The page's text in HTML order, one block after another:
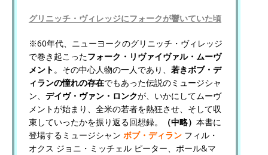
グリニッチ・ヴィレッジにフォークが響いていた頃
※60年代、ニューヨークのグリニッチ・ヴィレッジ
で巻き起こったフォーク・リヴァイヴァル・ムーヴ
メント。その中心人物の一人であり、 若きボブ・デ
ィランの憧れの存在でもあった伝説のミュージシャ
ン、 デイヴ・ヴァン・ロンクが、いかにしてムーヴ
メントが始まり、全米の若者を熱狂させ、そして収
束していったかを振り返る回想録。
（中略） 本書に
登場するミュージシャン ボブ・ディラン フィル・
オクス ジョニ・ミッチェル ピーター、ポール&マ